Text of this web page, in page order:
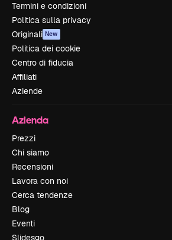
Termini e condizioni
Politica sulla privacy
Originali New
Politica dei cookie
Centro di fiducia
Affiliati
Aziende
Azienda
Prezzi
Chi siamo
Recensioni
Lavora con noi
Cerca tendenze
Blog
Eventi
Slidesgo